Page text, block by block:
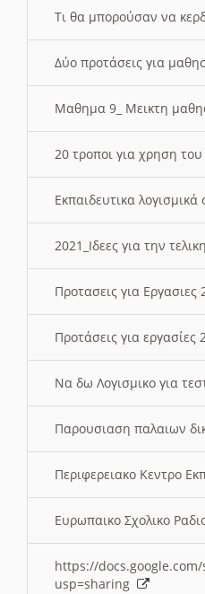
Τι θα μπορούσαν να
Δύο προτάσεις για
Μαθημα 9_ Μεικτη
20 τροποι για χρηση
Εκπαιδευτικα λογισμικά
2021_Ιδεες για την
Προτασεις για Εργασιες
Προτάσεις για
Να δω Λογισμικο για
Παρουσιαση παλαιων
Περιφερειακο Κεντρο
Ευρωπαικο Σχολικο
https://
usp=sharing